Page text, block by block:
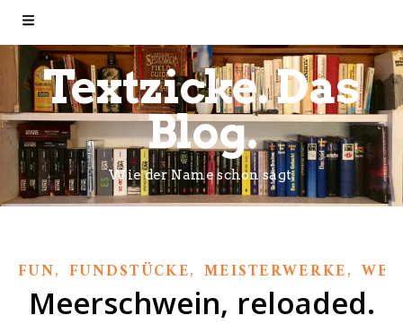
Textzicke. Das
Blog.
Wie der Name schon sagt.
FUN, FUNDSTÜCKE, MEISTERWERKE,
Meerschwein, reloaded.